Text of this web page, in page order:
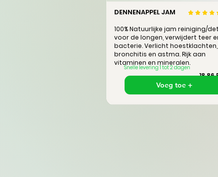
100% Natuurlijke jam reiniging/
voor de longen, verwijdert teer
bacterie. Verlicht hoestklachten,
bronchitis en astma. Rijk aan
vitaminen en mineralen.
DENNENAPPEL JAM
18,86
Snelle levering 1 tot 2 dagen
Voeg toe +